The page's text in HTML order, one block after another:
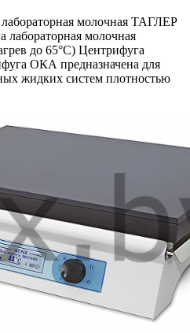
молочная ТАГЛЕР
молочная
до 65°С) Центрифуга
ОКА предназначена для
жидких систем плотностью